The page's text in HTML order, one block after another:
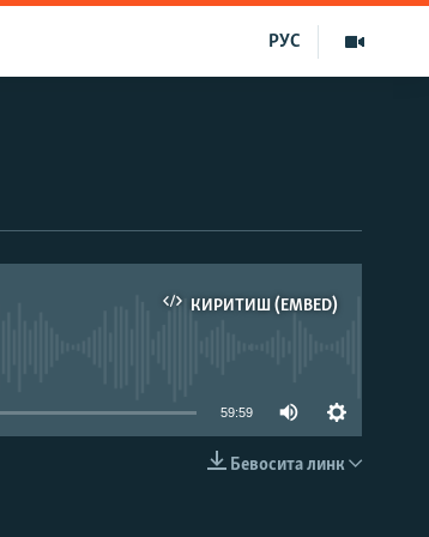
РУС
КИРИТИШ (EMBED)
59:59
Бевосита линк